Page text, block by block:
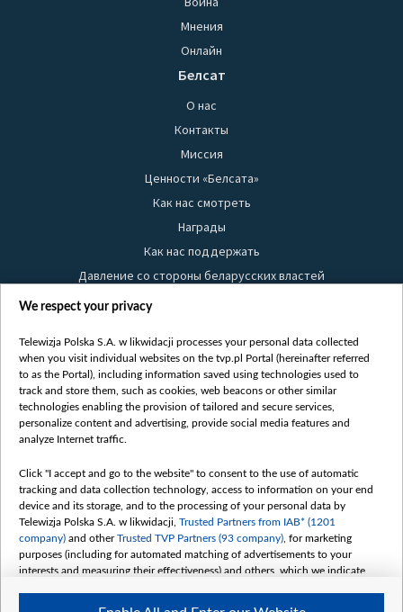
Мнения
Онлайн
Белсат
О нас
Контакты
Миссия
Ценности «Белсата»
Как нас смотреть
Награды
Как нас поддержать
Давление со стороны беларусских властей
Правила использования материалов
Безопасность
Youtube
Белсат news
Белсат Life
Belsat English
Biełsat PL
Белсат Now
Белсат Shorts
Белсат History
Белсат Music
We respect your privacy
Telewizja Polska S.A. w likwidacji processes your personal data collected
when you visit individual websites on the tvp.pl Portal (hereinafter referred
to as the Portal), including information saved using technologies used to
track and store them, such as cookies, web beacons or other similar
technologies enabling the provision of tailored and secure services,
personalize content and advertising, provide social media features and
analyze Internet traffic.
Click "I accept and go to the website" to consent to the use of automatic
tracking and data collection technology, access to information on your end
device and its storage, and to the processing of your personal data by
Telewizja Polska S.A. w likwidacji, Trusted Partners from IAB* (1201
company) and otherTrusted TVP Partners (93 company) , for marketing
purposes (including for automated matching of advertisements to your
interests and measuring their effectiveness) and others, which we indicate